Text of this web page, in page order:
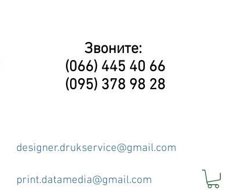
Звоните:
(066) 445 40 66
(095) 378 98 28
designer.drukservice@gmail.com
print.datamedia@gmail.com